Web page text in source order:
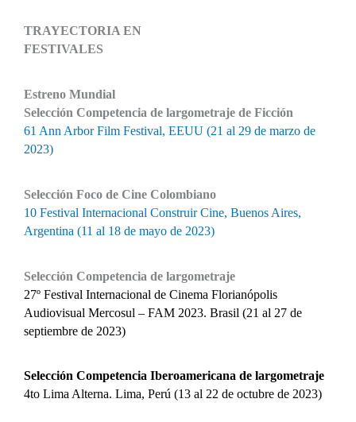
TRAYECTORIA EN
FESTIVALES
Estreno Mundial
Selección Competencia de largometraje de Ficción
61 Ann Arbor Film Festival, EEUU (21 al 29 de marzo de
2023)
Selección Foco de Cine Colombiano
10 Festival Internacional Construir Cine, Buenos Aires,
Argentina (11 al 18 de mayo de 2023)
Selección Competencia de largometraje
27º Festival Internacional de Cinema Florianópolis
Audiovisual Mercosul – FAM 2023. Brasil (21 al 27 de
septiembre de 2023)
Selección Competencia Iberoamericana de largometraje
4to Lima Alterna. Lima, Perú (13 al 22 de octubre de 2023)